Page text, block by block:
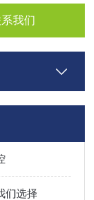
我们
们选择